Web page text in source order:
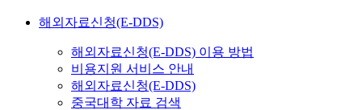
해외자료신청(E-DDS)
해외자료신청(E-DDS) 이용 방법
비용지원 서비스 안내
해외자료신청(E-DDS)
중국대학 자료 검색